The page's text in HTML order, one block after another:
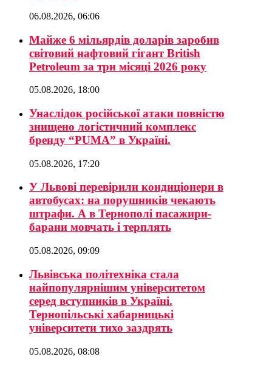
06.08.2026, 06:06
Майже 6 мільярдів доларів заробив
світовий нафтовий гігант British
Petroleum за три місяці 2026 року
05.08.2026, 18:00
Унаслідок російської атаки повністю
знищено логістичний комплекс
бренду “PUMA” в Україні.
05.08.2026, 17:20
У Львові перевірили кондиціонери в
автобусах: на порушників чекають
штрафи. А в Тернополі пасажири-
барани мовчать і терплять
05.08.2026, 09:09
Львівська політехніка стала
найпопулярнішим університетом
серед вступників в Україні.
Тернопільські хабарницькі
університети тихо заздрять
05.08.2026, 08:08